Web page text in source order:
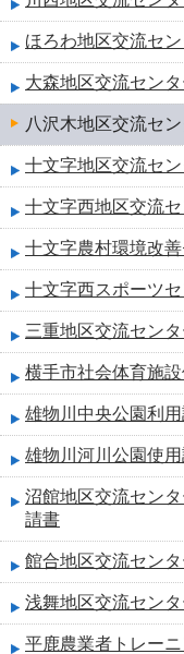
ほろわ地区交流セ
大森地区交流セン
八沢木地区交流セ
十文字地区交流セ
十文字西地区交流
十文字農村環境改
十文字西スポーツ
三重地区交流セン
横手市社会体育施
雄物川中央公園利
雄物川河川公園使
沼館地区交流セン
請書
館合地区交流セン
浅舞地区交流セン
平鹿農業者トレー